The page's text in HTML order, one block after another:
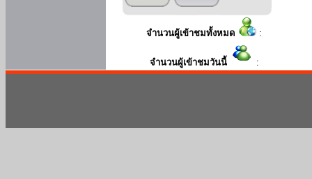
จำนวนผู้เข้าชมทั้งหมด :
จำนวนผู้เข้าชมวันนี้ :